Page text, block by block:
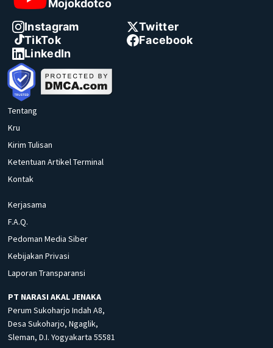
Mojokdotco
Instagram
Twitter
TikTok
Facebook
LinkedIn
Tentang
Kru
Kirim Tulisan
Ketentuan Artikel Terminal
Kontak
Kerjasama
F.A.Q.
Pedoman Media Siber
Kebijakan Privasi
Laporan Transparansi
PT NARASI AKAL JENAKA
Perum Sukoharjo Indah A8,
Desa Sukoharjo, Ngaglik,
Sleman, D.I. Yogyakarta 55581